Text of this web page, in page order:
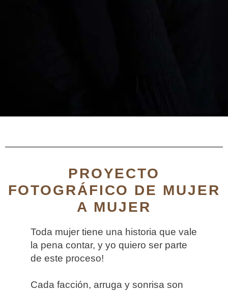
PROYECTO
FOTOGRÁFICO DE MUJER
A MUJER
Toda mujer tiene una historia que vale
la pena contar, y yo quiero ser parte
de este proceso!
Cada facción, arruga y sonrisa son